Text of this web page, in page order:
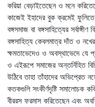
করিয়া বেড়াইতেছেন ও মনে
কাজেই ইহাদের বুক ক্রমেই
বঙ্গসমাজ বা বঙ্গসাহিত্যের
বঙ্গসাহিত্য কেবলমাত্র দাঁত ও
ক্ষমতাভেদেও ও অবস্থাভেদে যে
ও এইরূপে সমাজের অন্তর্নিহিত
উঠিবে তাহা তাঁহাদের অভিপ্রেত
কতকগুলি সংকীর্ণদৃষ্টি সমালোচক
বীররস ফরমাস করিতেছেন এবং